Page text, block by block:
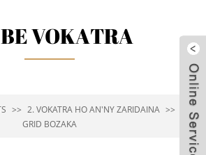
VOKATRA
2. VOKATRA HO AN'NY ZARIDAINA
2-13
GRID BOZAKA